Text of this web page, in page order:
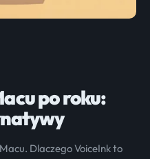
po roku:
Dlaczego VoiceInk to